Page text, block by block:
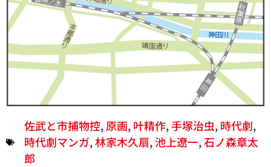
佐武と市捕物控,原画,叶精作,手塚治虫,時代劇,
時代劇マンガ,林家木久扇,池上遼一,石ノ森章太
郎